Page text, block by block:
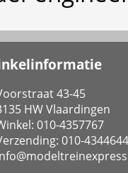
43-45
HW Vlaardingen
010-4357767
010-4344644